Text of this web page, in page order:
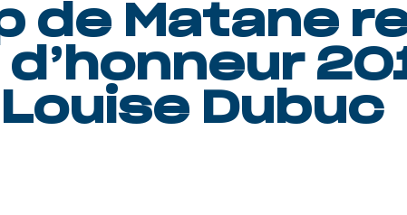
de Matane
Louise Dubuc